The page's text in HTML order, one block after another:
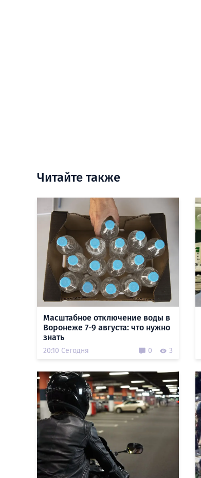
Читайте также
Масштабное отключение воды в
Воронеже 7-9 августа: что нужно
знать
20:10 Сегодня 0 3